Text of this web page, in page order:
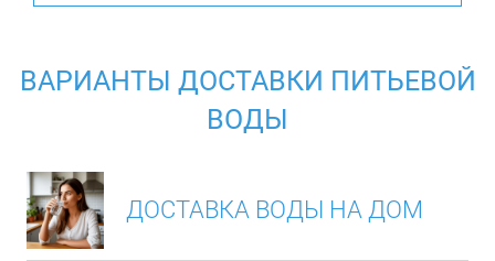
ВАРИАНТЫ ДОСТАВКИ ПИТЬЕВОЙ
ВОДЫ
ДОСТАВКА ВОДЫ НА ДОМ